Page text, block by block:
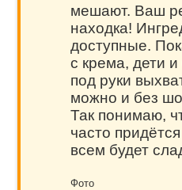
мешают. Ваш
находка!
доступные.
с крема, дети
под руки
можно и без
Так понимаю,
часто
всем будет
Фото